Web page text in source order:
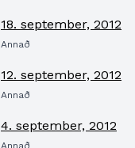
18. september, 2012
Annað
12. september, 2012
Annað
4. september, 2012
Annað